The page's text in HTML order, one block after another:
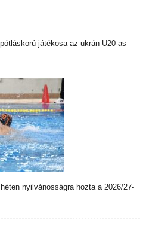
játékosa az ukrán U20-as
nyilvánosságra hozta a 2026/27-